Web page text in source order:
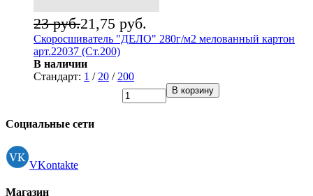
21,75 руб.
23 руб.
Скоросшиватель "ДЕЛО" 280г/м2 мелованный картон
арт.22037 (Ст.200)
В наличии
Стандарт: 1 / 20 / 200
В корзину
Социальные сети
VKontakte
Магазин